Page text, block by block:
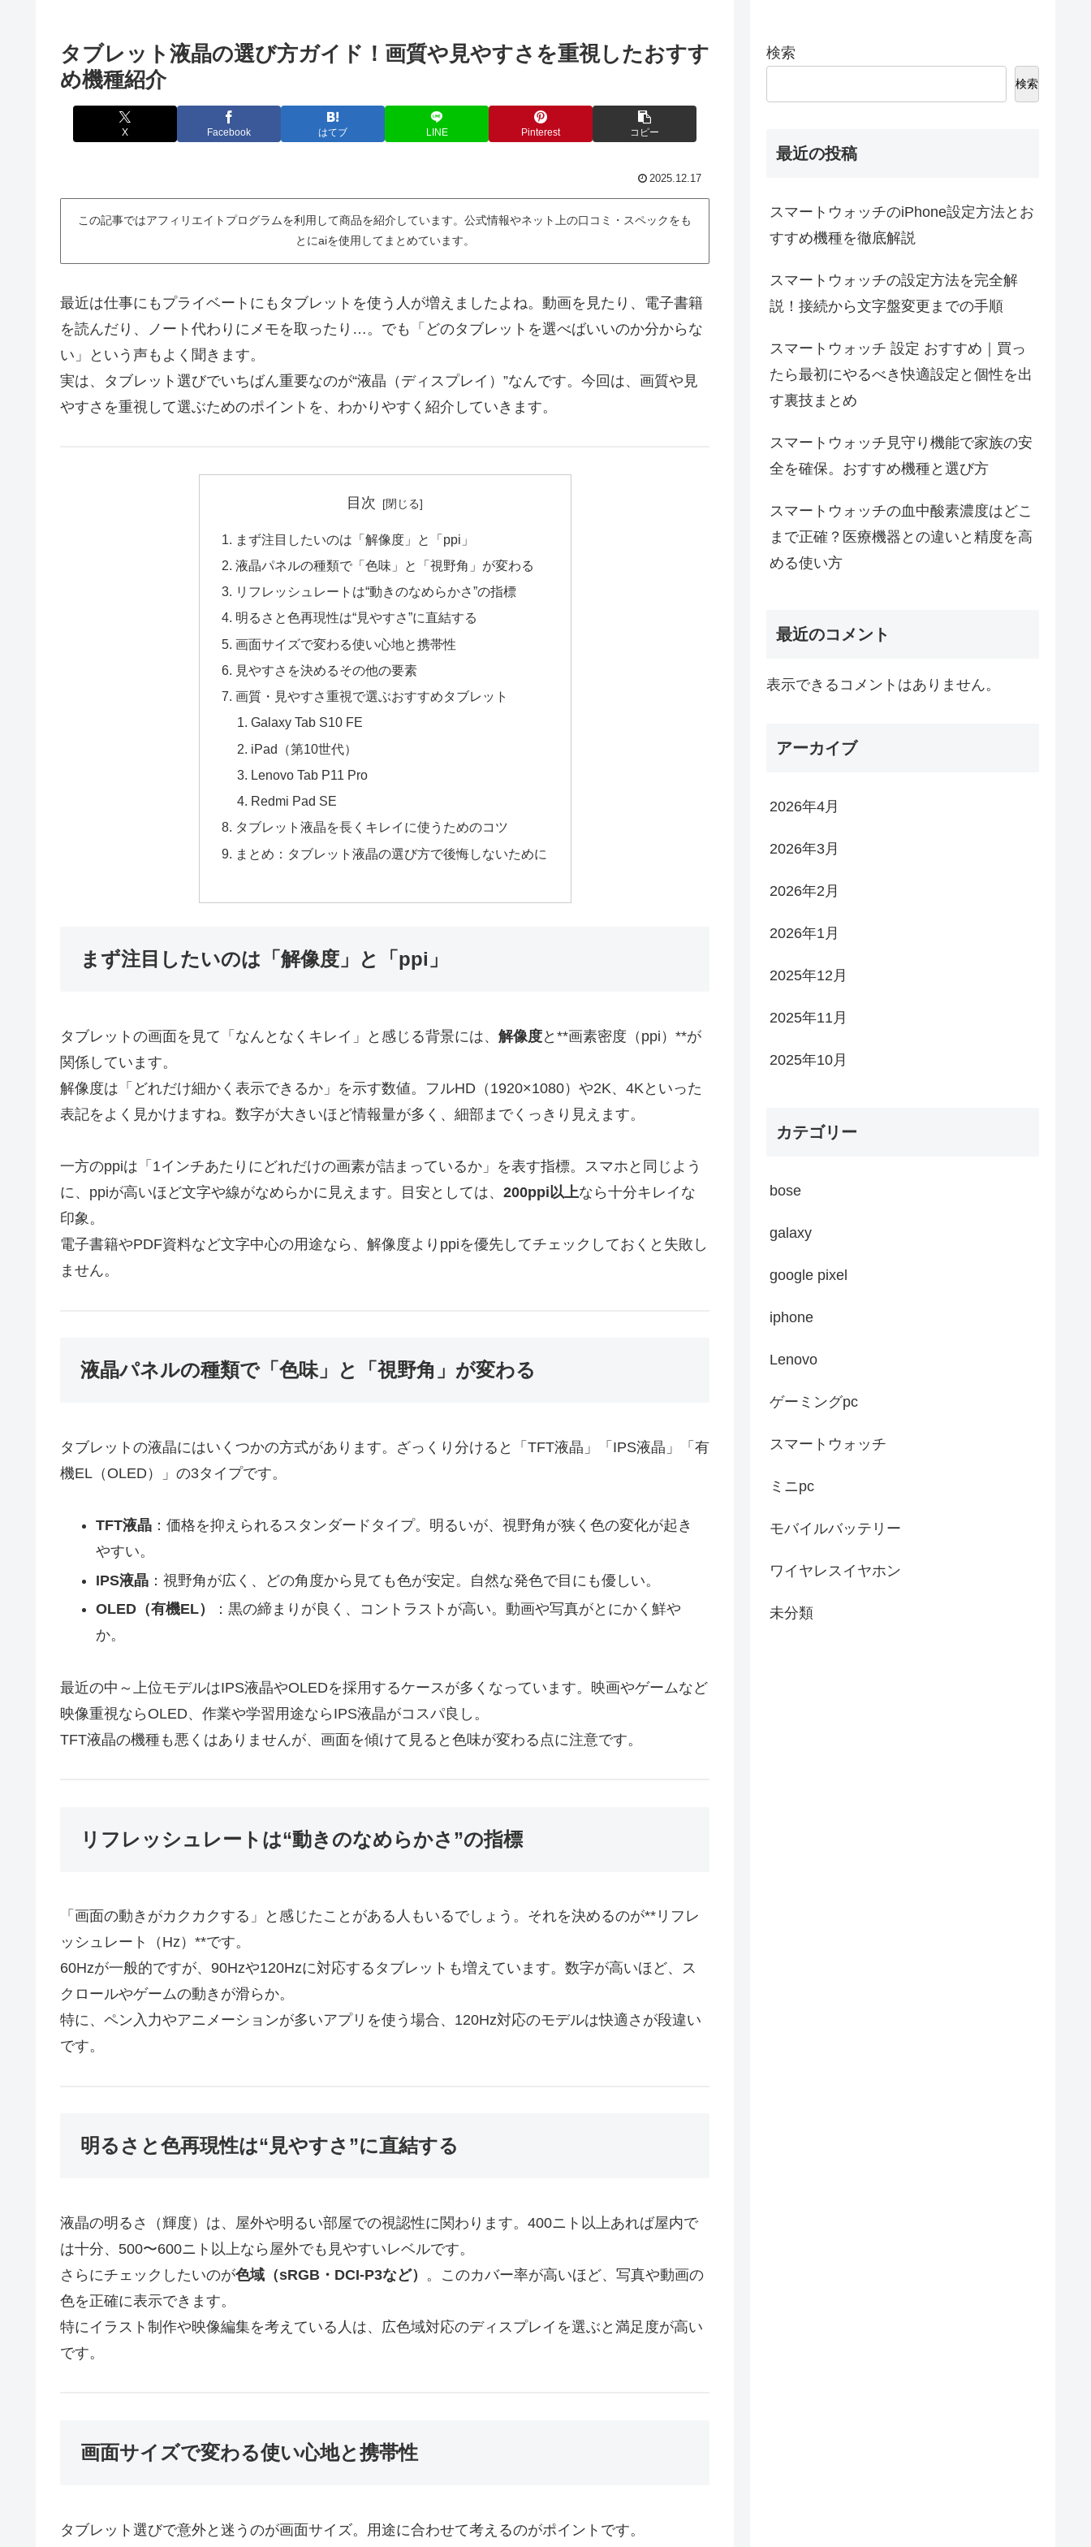
タブレット液晶の選び方ガイド！画質や見やすさを重視したおすす
め機種紹介
X Facebook はてブ LINE Pinterest コピー
2025.12.17
この記事ではアフィリエイトプログラムを利用して商品を紹介しています。公式情報やネット上の口コミ・スペックをも
とにaiを使用してまとめています。
最近は仕事にもプライベートにもタブレットを使う人が増えましたよね。動画を見たり、電子書籍
を読んだり、ノート代わりにメモを取ったり…。でも「どのタブレットを選べばいいのか分からな
い」という声もよく聞きます。
実は、タブレット選びでいちばん重要なのが“液晶（ディスプレイ）”なんです。今回は、画質や見
やすさを重視して選ぶためのポイントを、わかりやすく紹介していきます。
目次
まず注目したいのは「解像度」と「ppi」
液晶パネルの種類で「色味」と「視野角」が変わる
リフレッシュレートは“動きのなめらかさ”の指標
明るさと色再現性は“見やすさ”に直結する
画面サイズで変わる使い心地と携帯性
見やすさを決めるその他の要素
画質・見やすさ重視で選ぶおすすめタブレット
Galaxy Tab S10 FE
iPad（第10世代）
Lenovo Tab P11 Pro
Redmi Pad SE
タブレット液晶を長くキレイに使うためのコツ
まとめ：タブレット液晶の選び方で後悔しないために
まず注目したいのは「解像度」と「ppi」
タブレットの画面を見て「なんとなくキレイ」と感じる背景には、 解像度と**画素密度（ppi）**が
関係しています。
解像度は「どれだけ細かく表示できるか」を示す数値。フルHD（1920×1080）や2K、4Kといった
表記をよく見かけますね。数字が大きいほど情報量が多く、細部までくっきり見えます。
一方のppiは「1インチあたりにどれだけの画素が詰まっているか」を表す指標。スマホと同じよう
に、ppiが高いほど文字や線がなめらかに見えます。目安としては、 200ppi以上なら十分キレイな
印象。
電子書籍やPDF資料など文字中心の用途なら、解像度よりppiを優先してチェックしておくと失敗し
ません。
液晶パネルの種類で「色味」と「視野角」が変わる
タブレットの液晶にはいくつかの方式があります。ざっくり分けると「TFT液晶」「IPS液晶」「有
機EL（OLED）」の3タイプです。
TFT液晶：価格を抑えられるスタンダードタイプ。明るいが、視野角が狭く色の変化が起き
やすい。
IPS液晶：視野角が広く、どの角度から見ても色が安定。自然な発色で目にも優しい。
OLED（有機EL）
：黒の締まりが良く、コントラストが高い。動画や写真がとにかく鮮や
か。
最近の中～上位モデルはIPS液晶やOLEDを採用するケースが多くなっています。映画やゲームなど
映像重視ならOLED、作業や学習用途ならIPS液晶がコスパ良し。
TFT液晶の機種も悪くはありませんが、画面を傾けて見ると色味が変わる点に注意です。
リフレッシュレートは“動きのなめらかさ”の指標
「画面の動きがカクカクする」と感じたことがある人もいるでしょう。それを決めるのが**リフレ
ッシュレート（Hz）**です。
60Hzが一般的ですが、90Hzや120Hzに対応するタブレットも増えています。数字が高いほど、ス
クロールやゲームの動きが滑らか。
特に、ペン入力やアニメーションが多いアプリを使う場合、120Hz対応のモデルは快適さが段違い
です。
明るさと色再現性は“見やすさ”に直結する
液晶の明るさ（輝度）は、屋外や明るい部屋での視認性に関わります。400ニト以上あれば屋内で
は十分、500〜600ニト以上なら屋外でも見やすいレベルです。
さらにチェックしたいのが色域（sRGB・DCI-P3など） 。このカバー率が高いほど、写真や動画の
色を正確に表示できます。
特にイラスト制作や映像編集を考えている人は、広色域対応のディスプレイを選ぶと満足度が高い
です。
画面サイズで変わる使い心地と携帯性
タブレット選びで意外と迷うのが画面サイズ。用途に合わせて考えるのがポイントです。
検索
検索
最近の投稿
スマートウォッチのiPhone設定方法とお
すすめ機種を徹底解説
スマートウォッチの設定方法を完全解
説！接続から文字盤変更までの手順
スマートウォッチ 設定 おすすめ｜買っ
たら最初にやるべき快適設定と個性を出
す裏技まとめ
スマートウォッチ見守り機能で家族の安
全を確保。おすすめ機種と選び方
スマートウォッチの血中酸素濃度はどこ
まで正確？医療機器との違いと精度を高
める使い方
最近のコメント
表示できるコメントはありません。
アーカイブ
2026年4月
2026年3月
2026年2月
2026年1月
2025年12月
2025年11月
2025年10月
カテゴリー
bose
galaxy
google pixel
iphone
Lenovo
ゲーミングpc
スマートウォッチ
ミニpc
モバイルバッテリー
ワイヤレスイヤホン
未分類